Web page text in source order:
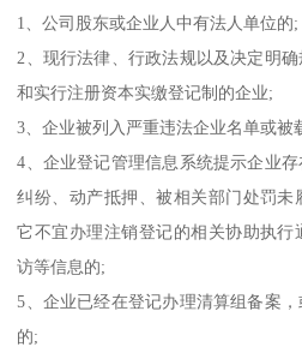
1、公司股东或企业人中有法人单位的;
2、现行法律、行政法规以及决定明
和实行注册资本实缴登记制的企业;
3、企业被列入严重违法企业名单或被
4、企业登记管理信息系统提示企业
纠纷、动产抵押、被相关部门处罚
它不宜办理注销登记的相关协助执
访等信息的;
5、企业已经在登记办理清算组备案
的;